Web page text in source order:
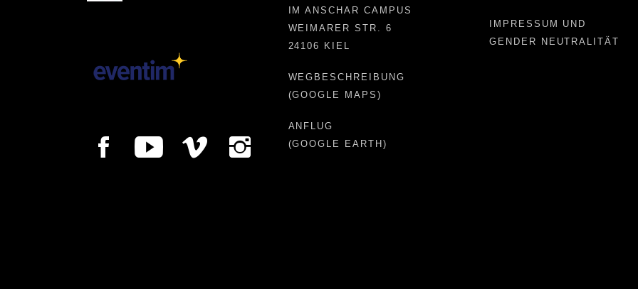
IM ANSCHAR CAMPUS
WEIMARER STR. 6
24106 KIEL
WEGBESCHREIBUNG
(GOOGLE MAPS)
ANFLUG
(GOOGLE EARTH)
IMPRESSUM UND
GENDER NEUTRALITÄT